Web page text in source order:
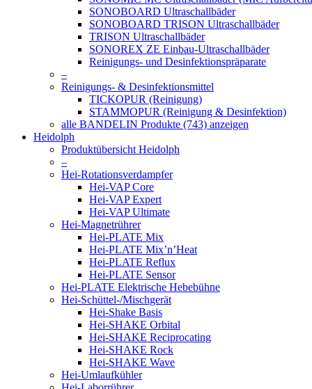
SONOBOARD Ultraschallbäder
SONOBOARD TRISON Ultraschallbäder
TRISON Ultraschallbäder
SONOREX ZE Einbau-Ultraschallbäder
Reinigungs- und Desinfektionspräparate
–
Reinigungs- & Desinfektionsmittel
TICKOPUR (Reinigung)
STAMMOPUR (Reinigung & Desinfektion)
alle BANDELIN Produkte (743) anzeigen
Heidolph
Produktübersicht Heidolph
–
Hei-Rotationsverdampfer
Hei-VAP Core
Hei-VAP Expert
Hei-VAP Ultimate
Hei-Magnetrührer
Hei-PLATE Mix
Hei-PLATE Mix’n’Heat
Hei-PLATE Reflux
Hei-PLATE Sensor
Hei-PLATE Elektrische Hebebühne
Hei-Schüttel-/Mischgerät
Hei-Shake Basis
Hei-SHAKE Orbital
Hei-SHAKE Reciprocating
Hei-SHAKE Rock
Hei-SHAKE Wave
Hei-Umlaufkühler